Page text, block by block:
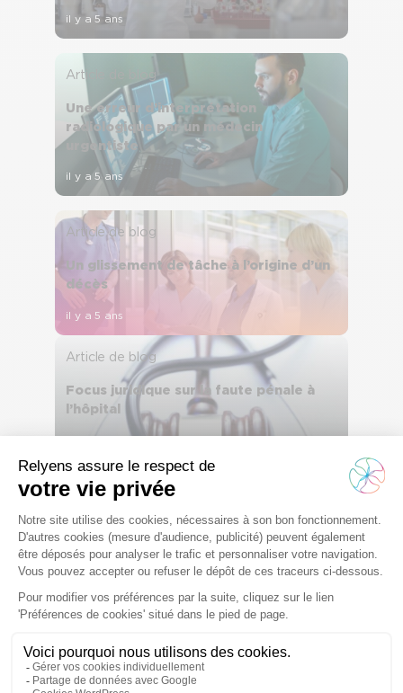
il y a 5 ans
Article de blog
Une erreur d’interprétation
radiologique par un médecin
urgentiste
il y a 5 ans
Article de blog
Un glissement de tâche à l’origine d’un
décès
il y a 5 ans
Article de blog
Focus juridique sur la faute pénale à
l’hôpital
il y a 5 ans
Article de blog
Expertise médicale la plus juste
possible
il y a 5 ans
Sécuriser la prise en charge du